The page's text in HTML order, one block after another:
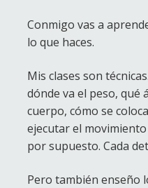
Conmigo vas a
lo que haces.
Mis clases son
dónde va el peso, qué
cuerpo, cómo se
ejecutar el
por supuesto. Cada
Pero también enseño